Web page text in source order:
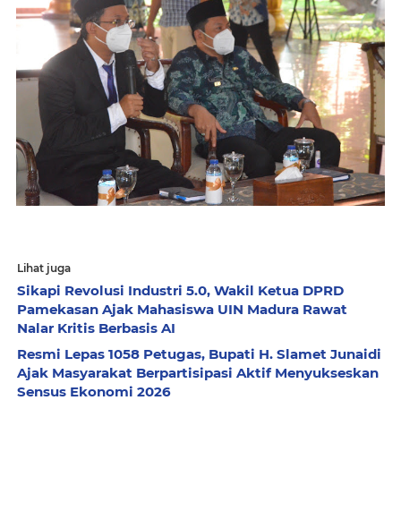
Lihat juga
Sikapi Revolusi Industri 5.0, Wakil Ketua DPRD
Pamekasan Ajak Mahasiswa UIN Madura Rawat
Nalar Kritis Berbasis AI
Resmi Lepas 1058 Petugas, Bupati H. Slamet Junaidi
Ajak Masyarakat Berpartisipasi Aktif Menyukseskan
Sensus Ekonomi 2026